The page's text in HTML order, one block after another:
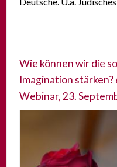
Wie können wir die
Imagination
Webinar, 23.